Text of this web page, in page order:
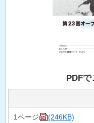
PDF
1ページ (246KB)